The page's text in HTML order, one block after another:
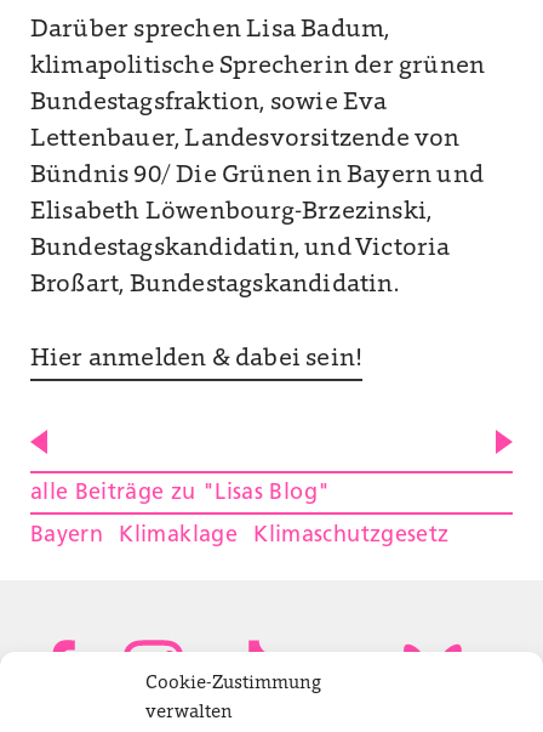
Cookie-Zustimmung
verwalten
Darüber sprechen Lisa Badum,
klimapolitische Sprecherin der grünen
Bundestagsfraktion, sowie Eva
Lettenbauer, Landesvorsitzende von
Bündnis 90/ Die Grünen in Bayern und
Elisabeth Löwenbourg-Brzezinski,
Bundestagskandidatin, und Victoria
Broßart, Bundestagskandidatin.
Hier anmelden & dabei sein!
alle Beiträge zu "Lisas Blog"
Bayern
Klimaklage Klimaschutzgesetz